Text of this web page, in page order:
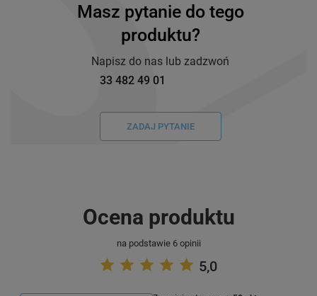
Masz pytanie do tego
produktu?
Napisz do nas lub zadzwoń
33 482 49 01
ZADAJ PYTANIE
Ocena produktu
na podstawie 6 opinii
5,0